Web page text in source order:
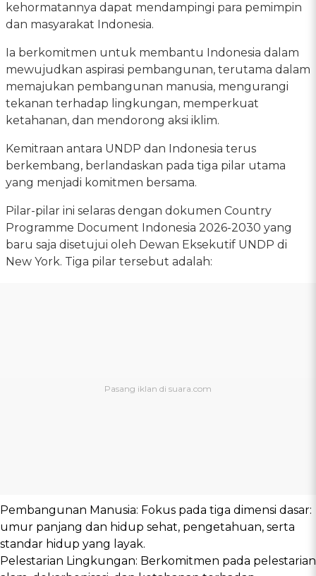
kehormatannya dapat mendampingi para pemimpin
dan masyarakat Indonesia.
Ia berkomitmen untuk membantu Indonesia dalam
mewujudkan aspirasi pembangunan, terutama dalam
memajukan pembangunan manusia, mengurangi
tekanan terhadap lingkungan, memperkuat
ketahanan, dan mendorong aksi iklim.
Kemitraan antara UNDP dan Indonesia terus
berkembang, berlandaskan pada tiga pilar utama
yang menjadi komitmen bersama.
Pilar-pilar ini selaras dengan dokumen Country
Programme Document Indonesia 2026-2030 yang
baru saja disetujui oleh Dewan Eksekutif UNDP di
New York. Tiga pilar tersebut adalah:
Pembangunan Manusia: Fokus pada tiga dimensi dasar:
umur panjang dan hidup sehat, pengetahuan, serta
standar hidup yang layak.
Pelestarian Lingkungan: Berkomitmen pada pelestarian